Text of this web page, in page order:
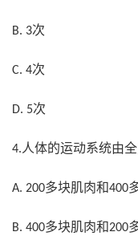
B. 3次
C. 4次
D. 5次
4.人体的运动系统由全
A. 200多块肌肉和400
B. 400多块肌肉和200